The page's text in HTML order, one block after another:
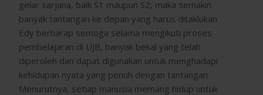
gelar sarjana, baik S1 maupun S2, maka semakin
banyak tantangan ke depan yang harus ditaklukan.
Edy berharap semoga selama mengikuti proses
pembelajaran di UJB, banyak bekal yang telah
diperoleh dan dapat digunakan untuk menghadapi
kehidupan nyata yang penuh dengan tantangan.
Menurutnya, setiap manusia memang hidup untuk